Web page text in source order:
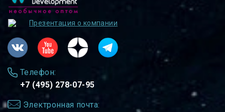
Презентация о компании
Телефон:
+7 (495) 278-07-95
Электронная почта: